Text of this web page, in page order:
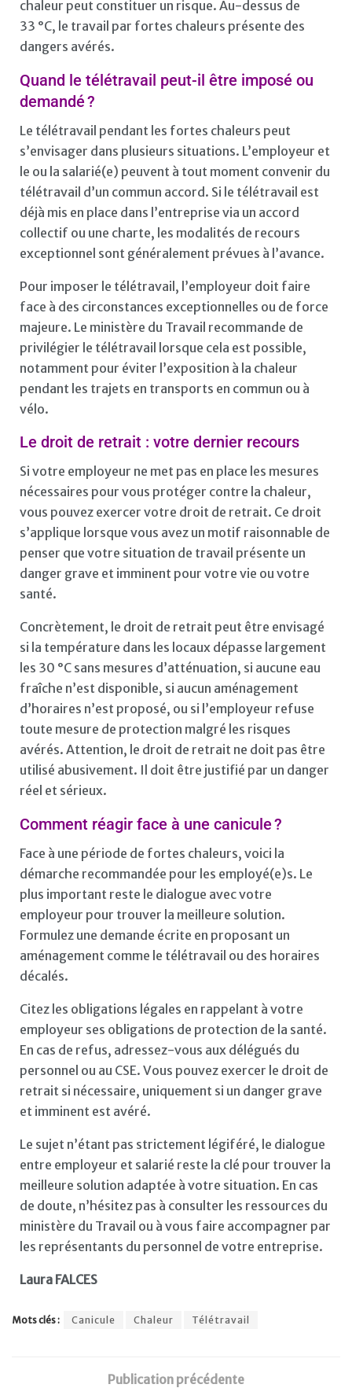
chaleur peut constituer un risque. Au-dessus de
33 °C, le travail par fortes chaleurs présente des
dangers avérés.
Quand le télétravail peut-il être imposé ou
demandé ?
Le télétravail pendant les fortes chaleurs peut
s’envisager dans plusieurs situations. L’employeur et
le ou la salarié(e) peuvent à tout moment convenir du
télétravail d’un commun accord. Si le télétravail est
déjà mis en place dans l’entreprise via un accord
collectif ou une charte, les modalités de recours
exceptionnel sont généralement prévues à l’avance.
Pour imposer le télétravail, l’employeur doit faire
face à des circonstances exceptionnelles ou de force
majeure. Le ministère du Travail recommande de
privilégier le télétravail lorsque cela est possible,
notamment pour éviter l’exposition à la chaleur
pendant les trajets en transports en commun ou à
vélo.
Le droit de retrait : votre dernier recours
Si votre employeur ne met pas en place les mesures
nécessaires pour vous protéger contre la chaleur,
vous pouvez exercer votre droit de retrait. Ce droit
s’applique lorsque vous avez un motif raisonnable de
penser que votre situation de travail présente un
danger grave et imminent pour votre vie ou votre
santé.
Concrètement, le droit de retrait peut être envisagé
si la température dans les locaux dépasse largement
les 30 °C sans mesures d’atténuation, si aucune eau
fraîche n’est disponible, si aucun aménagement
d’horaires n’est proposé, ou si l’employeur refuse
toute mesure de protection malgré les risques
avérés. Attention, le droit de retrait ne doit pas être
utilisé abusivement. Il doit être justifié par un danger
réel et sérieux.
Comment réagir face à une canicule ?
Face à une période de fortes chaleurs, voici la
démarche recommandée pour les employé(e)s. Le
plus important reste le dialogue avec votre
employeur pour trouver la meilleure solution.
Formulez une demande écrite en proposant un
aménagement comme le télétravail ou des horaires
décalés.
Citez les obligations légales en rappelant à votre
employeur ses obligations de protection de la santé.
En cas de refus, adressez-vous aux délégués du
personnel ou au CSE. Vous pouvez exercer le droit de
retrait si nécessaire, uniquement si un danger grave
et imminent est avéré.
Le sujet n’étant pas strictement légiféré, le dialogue
entre employeur et salarié reste la clé pour trouver la
meilleure solution adaptée à votre situation. En cas
de doute, n’hésitez pas à consulter les ressources du
ministère du Travail ou à vous faire accompagner par
les représentants du personnel de votre entreprise.
Laura FALCES
Mots clés : Canicule Chaleur Télétravail
Publication précédente